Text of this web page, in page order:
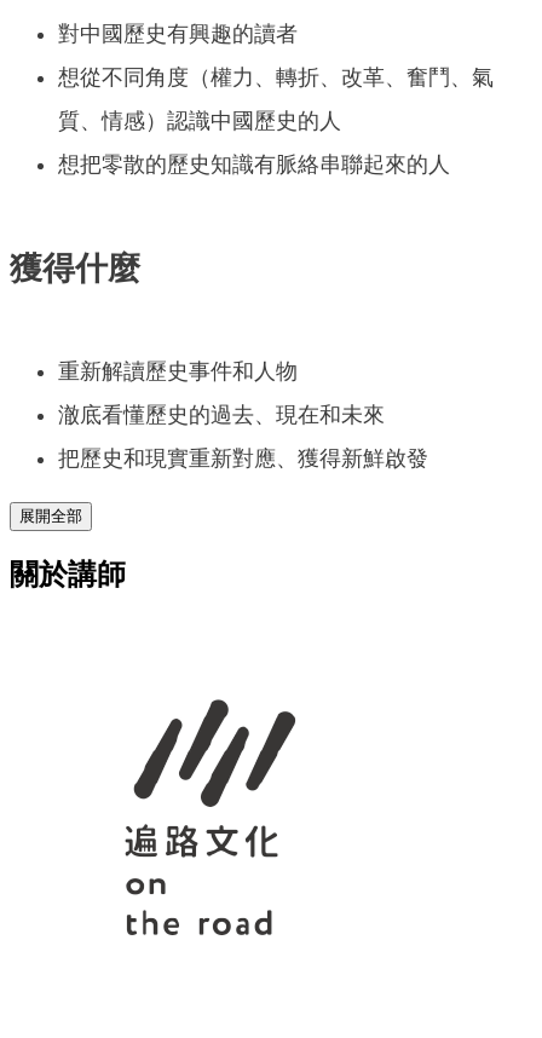
對中國歷史有興趣的讀者
想從不同角度（權力、轉折、改革、奮鬥、氣
質、情感）認識中國歷史的人
想把零散的歷史知識有脈絡串聯起來的人
獲得什麼
重新解讀歷史事件和人物
澈底看懂歷史的過去、現在和未來
把歷史和現實重新對應、獲得新鮮啟發
展開全部
關於講師